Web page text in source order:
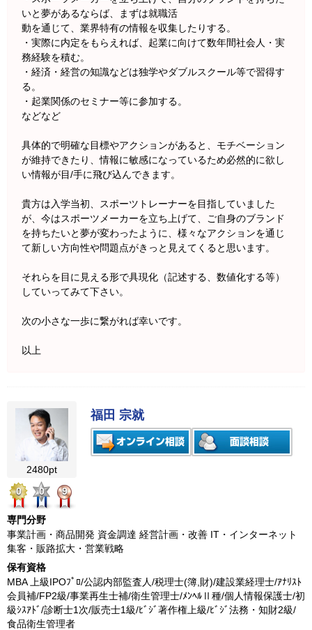
いと夢があるならば、まずは就職活
動を通じて、業界特有の情報を収集したりする。
・実際に内定をもらえれば、起業に向けて数年間社会人・実
務経験を積む。
・経済・経営の知識などは独学やダブルスクール等で習得す
る。
・起業関係のセミナー等に参加する。
などなど
具体的で明確な目標やアクションがあると、モチベーション
が維持できたり、情報に敏感になっているため必然的に欲し
い情報が目/手に飛び込んできます。
貴方は入学当初、スポーツトレーナーを目指していました
が、今はスポーツメーカーを立ち上げて、ご自身のブランド
を持ちたいと夢が変わったように、様々なアクションを通じ
て新しい方向性や問題点がきっと見えてくると思います。
それらを目に見える形で具現化（記述する、数値化する等）
していってみて下さい。
次の小さな一歩に繋がれば幸いです。
以上
2480pt
0
0 9
福田 宗就
専門分野
事業計画・商品開発 資金調達 経営計画・改善 IT・インターネット
集客・販路拡大・営業戦略
保有資格
MBA 上級IPOﾌﾟﾛ/公認内部監査人/税理士(簿,財)/建設業経理士/ｱﾅﾘｽﾄ
会員補/FP2級/事業再生士補/衛生管理士/ﾒﾝﾍﾙⅡ種/個人情報保護士/初
級ｼｽｱﾄﾞ/診断士1次/販売士1級/ﾋﾞｼﾞ著作権上級/ﾋﾞｼﾞ法務・知財2級/
食品衛生管理者